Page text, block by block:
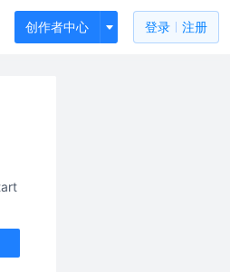
创作者中心 登录 注册